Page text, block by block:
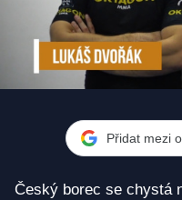
Přidat mezi
Český borec se chystá